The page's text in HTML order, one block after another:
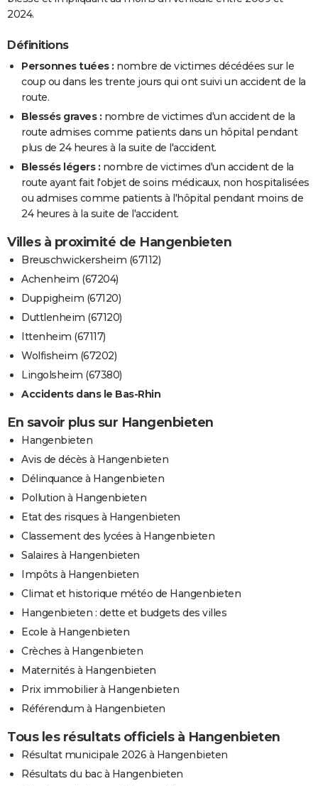
2024.
Définitions
Personnes tuées : nombre de victimes décédées sur le
coup ou dans les trente jours qui ont suivi un accident de la
route.
Blessés graves : nombre de victimes d'un accident de la
route admises comme patients dans un hôpital pendant
plus de 24 heures à la suite de l'accident.
Blessés légers : nombre de victimes d'un accident de la
route ayant fait l'objet de soins médicaux, non hospitalisées
ou admises comme patients à l'hôpital pendant moins de
24 heures à la suite de l'accident.
Villes à proximité de Hangenbieten
Breuschwickersheim (67112)
Achenheim (67204)
Duppigheim (67120)
Duttlenheim (67120)
Ittenheim (67117)
Wolfisheim (67202)
Lingolsheim (67380)
Accidents dans le Bas-Rhin
En savoir plus sur Hangenbieten
Hangenbieten
Avis de décès à Hangenbieten
Délinquance à Hangenbieten
Pollution à Hangenbieten
Etat des risques à Hangenbieten
Classement des lycées à Hangenbieten
Salaires à Hangenbieten
Impôts à Hangenbieten
Climat et historique météo de Hangenbieten
Hangenbieten : dette et budgets des villes
Ecole à Hangenbieten
Crèches à Hangenbieten
Maternités à Hangenbieten
Prix immobilier à Hangenbieten
Référendum à Hangenbieten
Tous les résultats officiels à Hangenbieten
Résultat municipale 2026 à Hangenbieten
Résultats du bac à Hangenbieten